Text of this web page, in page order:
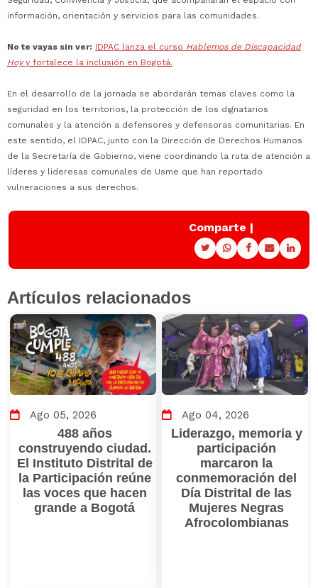
información, orientación y servicios para las comunidades.
No te vayas sin ver: IDPAC lanza el curso Hablemos de Discapacidad
Hoyy fortalece la inclusión en Bogotá.
En el desarrollo de la jornada se abordarán temas claves como la
seguridad en los territorios, la protección de los dignatarios
comunales y la atención a defensores y defensoras comunitarias. En
este sentido, el IDPAC, junto con la Dirección de Derechos Humanos
de la Secretaría de Gobierno, viene coordinando la ruta de atención a
líderes y lideresas comunales de Usme que han reportado
vulneraciones a sus derechos.
Comparte |
Artículos relacionados
Ago 05, 2026
488 años
construyendo ciudad.
El Instituto Distrital de
la Participación reúne
las voces que hacen
grande a Bogotá
Ago 04, 2026
Liderazgo, memoria y
participación
marcaron la
conmemoración del
Día Distrital de las
Mujeres Negras
Afrocolombianas